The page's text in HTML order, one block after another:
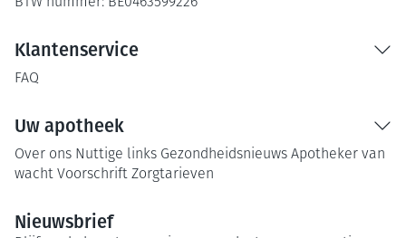
Klantenservice
FAQ
Uw apotheek
Over ons Nuttige links Gezondheidsnieuws Apotheker van
wacht Voorschrift Zorgtarieven
Nieuwsbrief